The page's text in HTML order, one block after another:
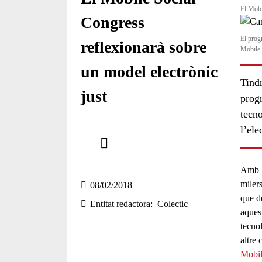
Congress
reflexionarà sobre
un model electrònic
just
08/02/2018
Entitat redactora
Colectic
El
El
Mobile
Amb
que
altre